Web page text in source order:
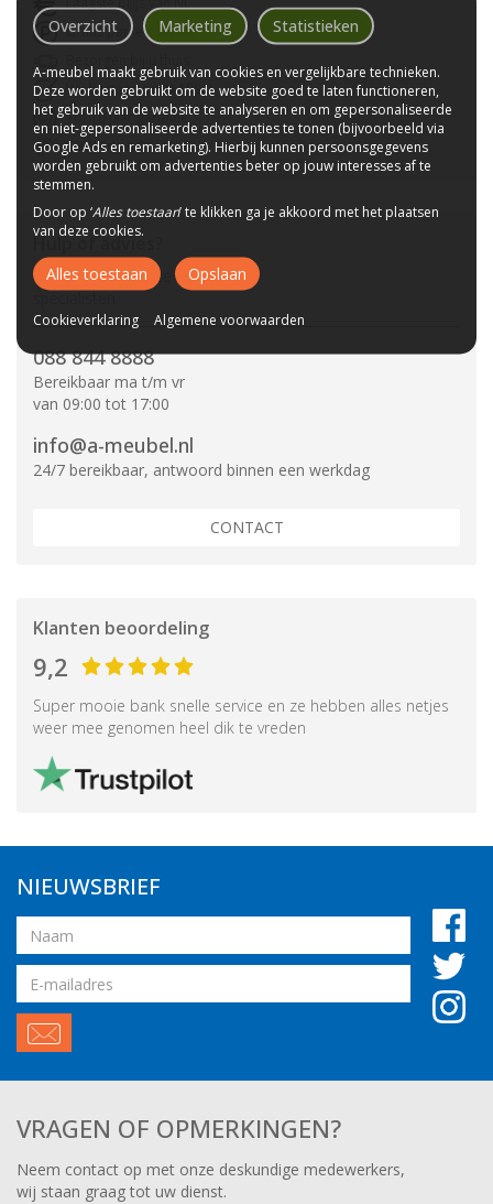
Gratis parkeerplaats
Wij bestaan sinds 1992!
Tot 10 jaar garantie
CBW-Erkend
Hulp of advies?
Vraag het aan onze
specialisten.
088 844 8888
Bereikbaar ma t/m vr
van 09:00 tot 17:00
info@a-meubel.nl
24/7 bereikbaar, antwoord binnen een werkdag
CONTACT
Klanten beoordeling
9,2
Super mooie bank snelle service en ze hebben alles netjes
weer mee genomen heel dik te vreden
NIEUWSBRIEF
Naam
Email
adres
VRAGEN OF OPMERKINGEN?
Neem contact op met onze deskundige medewerkers,
wij staan graag tot uw dienst.
Overzicht Marketing Statistieken
A-meubel maakt gebruik van cookies en vergelijkbare technieken.
Deze worden gebruikt om de website goed te laten functioneren,
het gebruik van de website te analyseren en om gepersonaliseerde
en niet-gepersonaliseerde advertenties te tonen (bijvoorbeeld via
Google Ads en remarketing). Hierbij kunnen persoonsgegevens
worden gebruikt om advertenties beter op jouw interesses af te
stemmen.
Door op ‘Alles toestaan’ te klikken ga je akkoord met het plaatsen
van deze cookies.
Alles toestaan Opslaan
Cookieverklaring Algemene voorwaarden